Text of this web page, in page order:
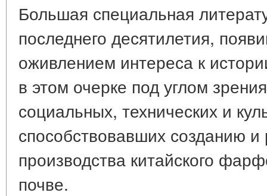
Большая специальная
последнего десятилетия,
оживлением интереса к
в этом очерке под углом
социальных, технических и
способствовавших созданию
производства китайского
почве.